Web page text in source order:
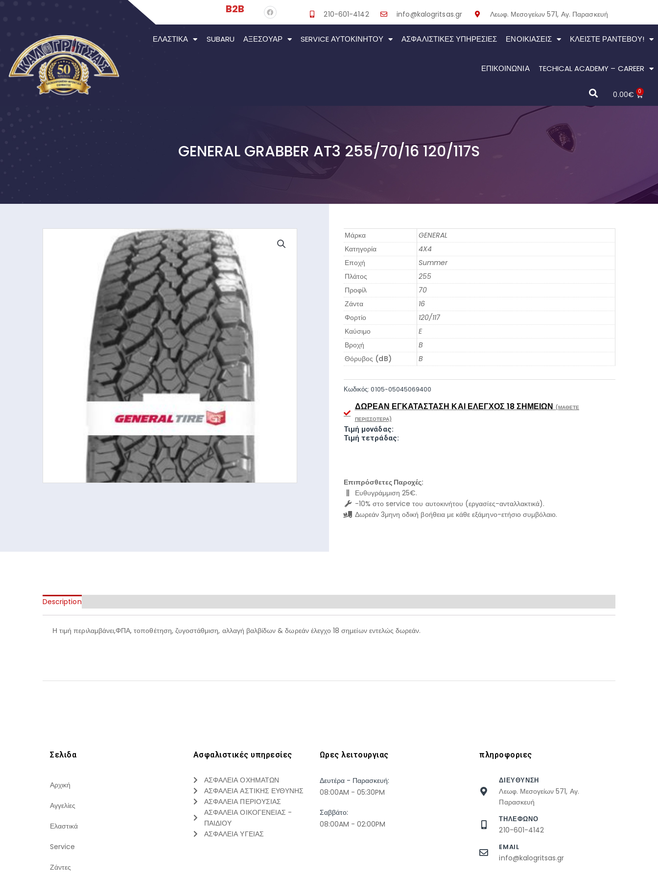
B2B 210-601-4142 info@kalogritsas.gr Λεωφ. Μεσογείων 571, Αγ. Παρασκευή
ΕΛΑΣΤΙΚΆ SUBARU ΑΞΕΣΟΥΆΡ SERVICE ΑΥΤΟΚΙΝΉΤΟΥ ΑΣΦΑΛΙΣΤΙΚΕΣ ΥΠΗΡΕΣΙΕΣ ΕΝΟΙΚΙΆΣΕΙΣ ΚΛΕΊΣΤΕ ΡΑΝΤΕΒΟΎ!
ΕΠΙΚΟΙΝΩΝΙΑ TECHICAL ACADEMY – CAREER
0.00€ 0
GENERAL GRABBER AT3 255/70/16 120/117S
Μάρκα
GENERAL
Κατηγορία
4X4
Εποχή
Summer
Πλάτος
255
Προφίλ
70
Ζάντα
16
Φορτίο
120/117
Καύσιμο
E
Βροχή
B
Θόρυβος (dB)
B
Κωδικός:0105-05045069400
ΔΩΡΕΆΝ ΕΓΚΑΤΆΣΤΑΣΗ ΚΑΙ ΈΛΕΓΧΟΣ 18 ΣΗΜΕΊΩΝ (ΜΆΘΕΤΕ
ΠΕΡΙΣΣΌΤΕΡΑ)
Τιμή μονάδας:
Τιμή τετράδας:
Επιπρόσθετες Παροχές:
Ευθυγράμμιση 25€.
-10% στο service του αυτοκινήτου (εργασίες-ανταλλακτικά).
Δωρεάν 3μηνη οδική βοήθεια με κάθε εξάμηνο-ετήσιο συμβόλαιο.
Description
Η τιμή περιλαμβάνει,ΦΠΑ, τοποθέτηση, ζυγοστάθμιση, αλλαγή βαλβίδων & δωρεάν έλεγχο 18 σημείων εντελώς δωρεάν.
Σελιδα
Αρχική
Αγγελίες
Ελαστικά
Service
Ζάντες
Ασφαλιστικές υπηρεσίες
ΑΣΦΑΛΕΙΑ ΟΧΗΜΑΤΩΝ
ΑΣΦΑΛΕΙΑ ΑΣΤΙΚΗΣ ΕΥΘΥΝΗΣ
ΑΣΦΑΛΕΙΑ ΠΕΡΙΟΥΣΙΑΣ
ΑΣΦΑΛΕΙΑ ΟΙΚΟΓΕΝΕΙΑΣ -
ΠΑΙΔΙΟΥ
ΑΣΦΑΛΕΙΑ ΥΓΕΙΑΣ
Ωρες λειτουργιας
Δευτέρα - Παρασκευή:
08:00AM - 05:30PM
Σαββάτο:
08:00AM - 02:00PM
πληροφοριες
ΔΙΕΥΘΥΝΣΗ
Λεωφ. Μεσογείων 571, Αγ.
Παρασκευή
ΤΗΛΕΦΩΝΟ
210-601-4142
EMAIL
info@kalogritsas.gr